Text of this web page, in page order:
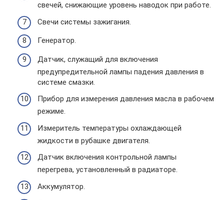
свечей, снижающие уровень наводок при работе.
Свечи системы зажигания.
Генератор.
Датчик, служащий для включения
предупредительной лампы падения давления в
системе смазки.
Прибор для измерения давления масла в рабочем
режиме.
Измеритель температуры охлаждающей
жидкости в рубашке двигателя.
Датчик включения контрольной лампы
перегрева, установленный в радиаторе.
Аккумулятор.